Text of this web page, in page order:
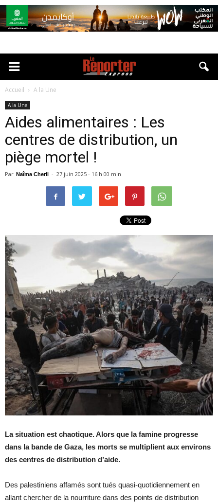
Accueil A la Une
A la Une
Aides alimentaires : Les
centres de distribution, un
piège mortel !
Par Naîma Cherii - 27 juin 2025 - 16 h 00 min
La situation est chaotique. Alors que la famine progresse
dans la bande de Gaza, les morts se multiplient aux environs
des centres de distribution d’aide.
Des palestiniens affamés sont tués quasi-quotidiennement en
allant chercher de la nourriture dans des points de distribution